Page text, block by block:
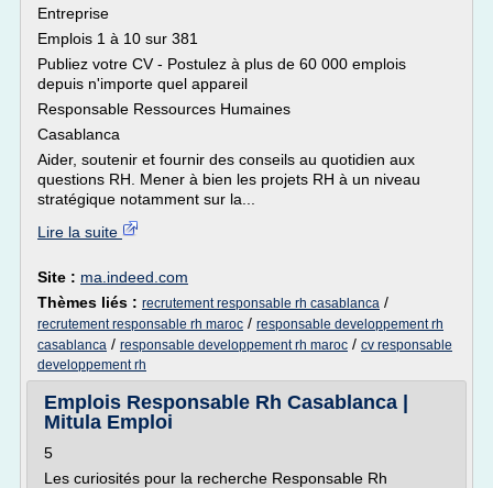
Entreprise
Emplois 1 à 10 sur 381
Publiez votre CV - Postulez à plus de 60 000 emplois
depuis n'importe quel appareil
Responsable Ressources Humaines
Casablanca
Aider, soutenir et fournir des conseils au quotidien aux
questions RH. Mener à bien les projets RH à un niveau
stratégique notamment sur la...
Lire la suite
Site : ma.indeed.com
Thèmes liés : recrutement responsable rh casablanca /
recrutement responsable rh maroc / responsable developpement rh
casablanca / responsable developpement rh maroc / cv responsable
developpement rh
Emplois Responsable Rh Casablanca |
Mitula Emploi
5
Les curiosités pour la recherche Responsable Rh